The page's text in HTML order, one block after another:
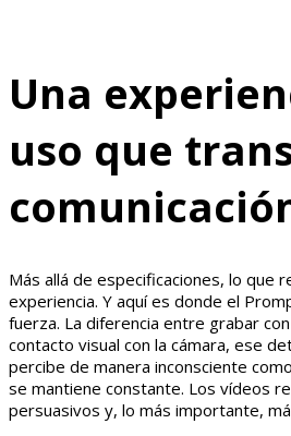
Una
uso que
Más allá de especificaciones, lo que
experiencia. Y aquí es donde el
fuerza. La diferencia entre grabar
contacto visual con la cámara, ese
percibe de manera inconsciente
se mantiene constante. Los vídeos
persuasivos y, lo más importante,